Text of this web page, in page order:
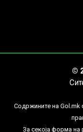
©
Содржините на Gol.mk
За секоја форма на